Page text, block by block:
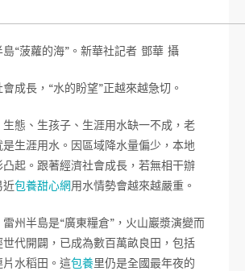
島“菠蘿的海”。新華社記者 鄧華 攝
成長，“水的盼望”正越來越急切。
生態、生孩子、生涯用水缺一不成，老
生涯用水。因區域降水量偏少，本地
凸起。跟著經濟社會成長，若無相干辦
近包養甜心網用水情勢會越來越嚴重。
雷州半島是“廣東糧倉”，火山巖漿演變而
世代開闢，已成為數百萬畝良田，包括
片水稻田。這包養里仍是全國最年夜的